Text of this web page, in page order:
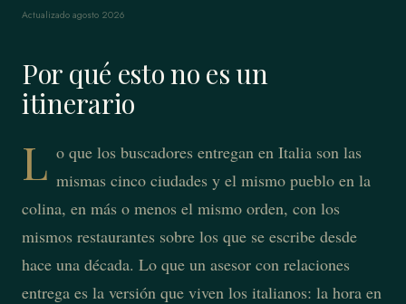
Actualizado agosto 2026
Por qué esto no es un
itinerario
L o que los buscadores entregan en Italia son las
mismas cinco ciudades y el mismo pueblo en la
colina, en más o menos el mismo orden, con los
mismos restaurantes sobre los que se escribe desde
hace una década. Lo que un asesor con relaciones
entrega es la versión que viven los italianos: la hora en